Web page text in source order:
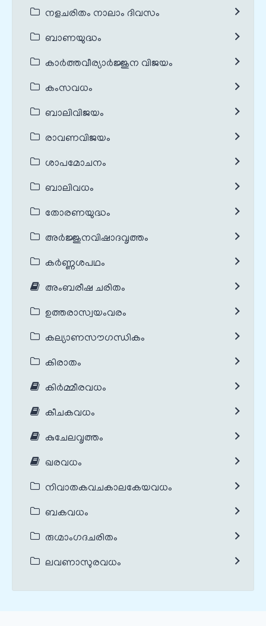
നളചരിതം നാലാം ദിവസം
ബാണയുദ്ധം
കാർത്തവീര്യാർജ്ജുന വിജയം
കംസവധം
ബാലിവിജയം
രാവണവിജയം
ശാപമോചനം
ബാലിവധം
തോരണയുദ്ധം
അർജ്ജുനവിഷാദവൃത്തം
കർണ്ണശപഥം
അംബരീഷ ചരിതം
ഉത്തരാസ്വയംവരം
കല്യാണസൗഗന്ധികം
കിരാതം
കിർമ്മീരവധം
കീചകവധം
കുചേലവൃത്തം
ഖരവധം
നിവാതകവചകാലകേയവധം
ബകവധം
രുഗ്മാംഗദചരിതം
ലവണാസുരവധം